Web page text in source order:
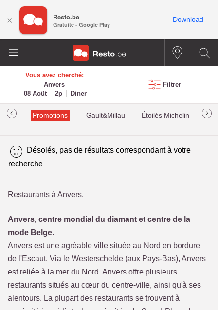
Vous avez cherché:
Anvers
08 Août
2p Diner
Filtrer
Promotions Gault&Millau Étoilés Michelin
Désolés, pas de résultats correspondant à votre
recherche
Restaurants à Anvers.
Anvers, centre mondial du diamant et centre de la
mode Belge.
Anvers est une agréable ville située au Nord en bordure
de l'Escaut. Via le Westerschelde (aux Pays-Bas), Anvers
est reliée à la mer du Nord. Anvers offre plusieurs
restaurants situés au cœur du centre-ville, ainsi qu'à ses
alentours. La plupart des restaurants se trouvent à
× Resto.be
Gratuite - Google Play
Download